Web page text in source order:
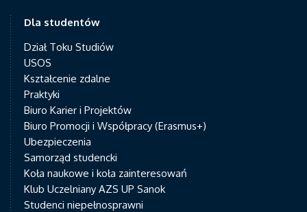
Dla studentów
Dział Toku Studiów
USOS
Kształcenie zdalne
Praktyki
Biuro Karier i Projektów
Biuro Promocji i Współpracy (Erasmus+)
Ubezpieczenia
Samorząd studencki
Koła naukowe i koła zainteresowań
Klub Uczelniany AZS UP Sanok
Studenci niepełnosprawni